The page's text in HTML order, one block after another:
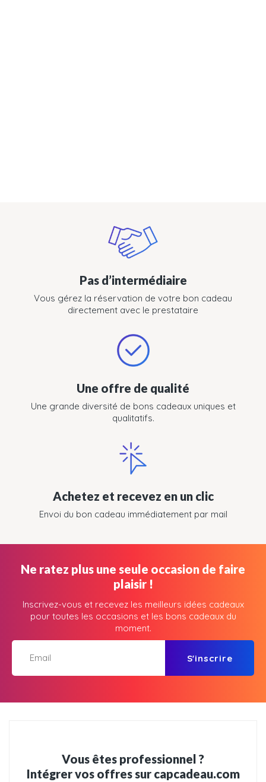
Pas d’intermédiaire
Vous gérez la réservation de votre bon cadeau
directement avec le prestataire
Une offre de qualité
Une grande diversité de bons cadeaux uniques et
qualitatifs.
Achetez et recevez en un clic
Envoi du bon cadeau immédiatement par mail
Ne ratez plus une seule occasion de faire
plaisir !
Inscrivez-vous et recevez les meilleurs idées cadeaux
pour toutes les occasions et les bons cadeaux du
moment.
S'inscrire
Vous êtes professionnel ?
Intégrer vos offres sur capcadeau.com